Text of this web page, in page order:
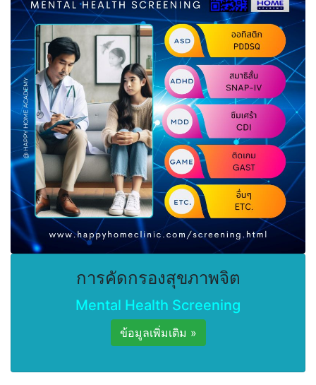
การคัดกรองสุขภาพจิต
Mental Health Screening
ข้อมูลเพิ่มเติม »